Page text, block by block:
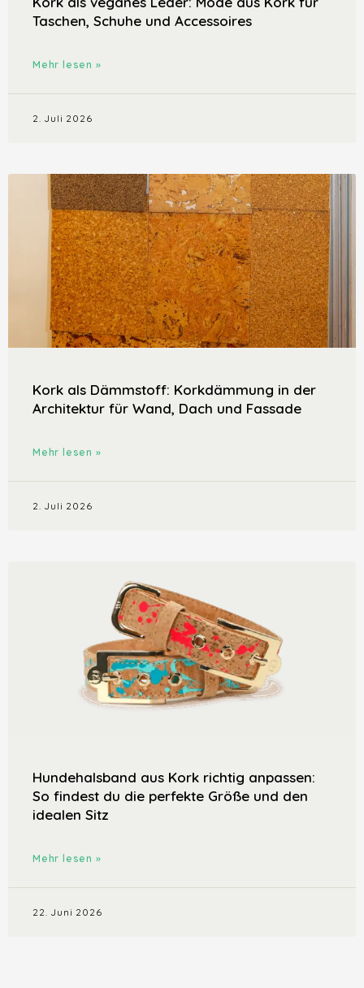
Taschen, Schuhe und Accessoires
Mehr lesen »
2. Juli 2026
Kork als Dämmstoff: Korkdämmung in der
Architektur für Wand, Dach und Fassade
Mehr lesen »
2. Juli 2026
Hundehalsband aus Kork richtig anpassen:
So findest du die perfekte Größe und den
idealen Sitz
Mehr lesen »
22. Juni 2026